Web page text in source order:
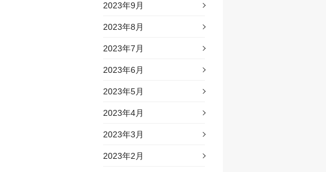
2023年9月
2023年8月
2023年7月
2023年6月
2023年5月
2023年4月
2023年3月
2023年2月